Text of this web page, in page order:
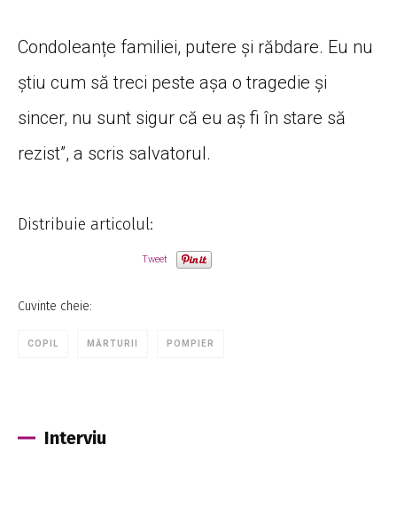
Condoleanțe familiei, putere și răbdare. Eu nu
știu cum să treci peste așa o tragedie și
sincer, nu sunt sigur că eu aș fi în stare să
rezist”, a scris salvatorul.
Distribuie articolul:
Tweet
Cuvinte cheie:
COPIL MĂRTURII POMPIER
Interviu